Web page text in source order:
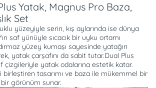
Yatak, Magnus Pro Baza,
Set
yüzeyiyle serin, kış aylarında ise dünya
saf yünüyle sıcacık bir uyku ortamı
yüzey kumaşı sayesinde yatağın
yatak çarşafını da sabit tutar.Dual Plus
çizgileriyle yatak odalarına estetik katar.
birleştiren tasarımı ve baza ile mükemmel bir
görünüm sunar.